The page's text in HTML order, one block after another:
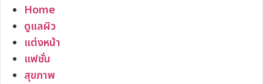
Home
ดูแลผิว
แต่งหน้า
แฟชั่น
สุขภาพ